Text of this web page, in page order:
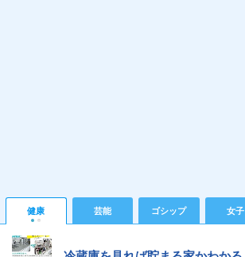
健康 芸能 ゴシップ 女子